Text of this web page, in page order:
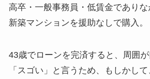
高卒・一般事務員・低賃金であり
新築マンションを援助なしで購入。
43歳でローンを完済すると、周囲
「スゴい」と言うため、もしかし